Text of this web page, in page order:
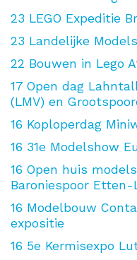
23 LEGO Expeditie
23 Landelijke
22 Bouwen in Lego
17 Open dag
(LMV) en
16 Koploperdag
16 31e Modelshow
16 Open huis
Baroniespoor Etten-
16 Modelbouw
expositie
16 5e Kermisexpo